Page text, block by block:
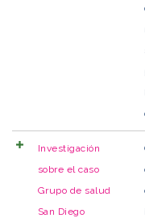
Investigación
sobre el caso
Grupo de salud
San Diego